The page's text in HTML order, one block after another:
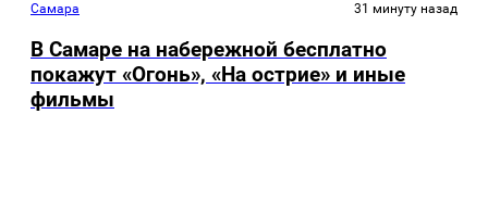
Самара 31 минуту назад
В Самаре на набережной бесплатно
покажут «Огонь», «На острие» и иные
фильмы